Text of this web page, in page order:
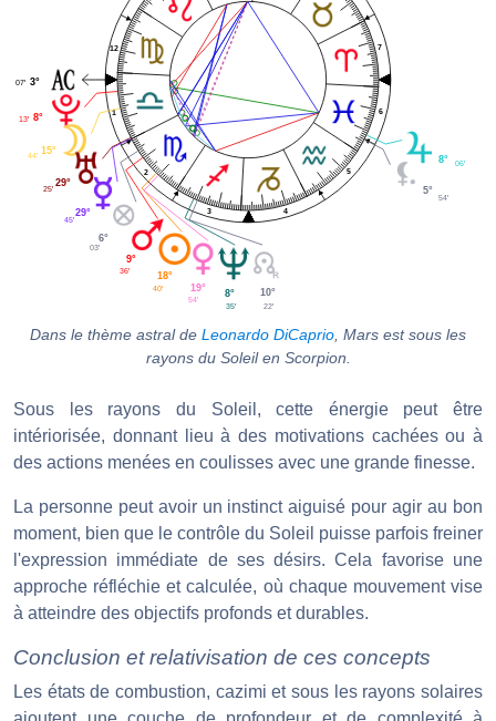
1
2
3 4
5
6
7
12
3°
07'
8°
13'
15°
44'
29°
25'
29°
45'
6°
03'
9°
36'
18°
40' 19°
54'
8°
35'
10°
22'
5°
54'
8° 06'
Dans le thème astral de Leonardo DiCaprio , Mars est sous les
rayons du Soleil en Scorpion.
Sous les rayons du Soleil, cette énergie peut être
intériorisée, donnant lieu à des motivations cachées ou à
des actions menées en coulisses avec une grande finesse.
La personne peut avoir un instinct aiguisé pour agir au bon
moment, bien que le contrôle du Soleil puisse parfois freiner
l'expression immédiate de ses désirs. Cela favorise une
approche réfléchie et calculée, où chaque mouvement vise
à atteindre des objectifs profonds et durables.
Conclusion et relativisation de ces concepts
Les états de combustion, cazimi et sous les rayons solaires